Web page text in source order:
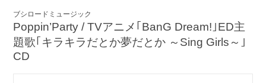
ブシロードミュージック
Poppin’Party / TVアニメ｢BanG Dream!｣ED主
題歌｢キラキラだとか夢だとか ～Sing Girls～｣
CD